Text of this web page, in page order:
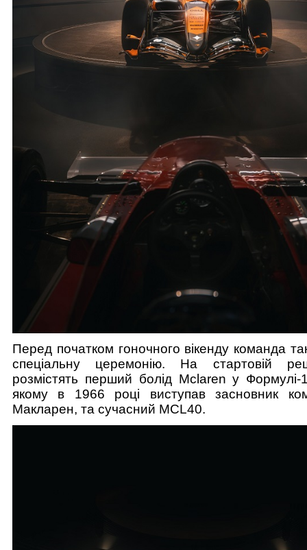
Перед початком гоночного вікенду команда
спеціальну церемонію. На стартовій
розмістять перший болід Mclaren у
якому в 1966 році виступав засновник
Макларен, та сучасний MCL40.